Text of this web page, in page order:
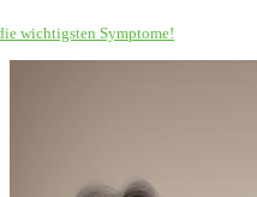
wichtigsten Symptome!